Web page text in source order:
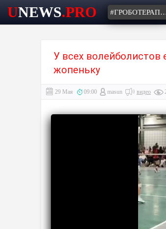
UNEWS.PRO
У всех волейболистов
жопеньку⁠⁠
29 Мая 09:00 masun видео